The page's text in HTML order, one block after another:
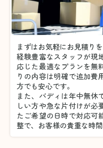
まずはお気軽にお見積り
経験豊富なスタッフが現
応じた最適なプランを無
りの内容は明確で追加費
方でも安心です。
また、バディは年中無休
しい方や急な片付けが必
たご希望の日時で対応可
整で、お客様の貴重な時